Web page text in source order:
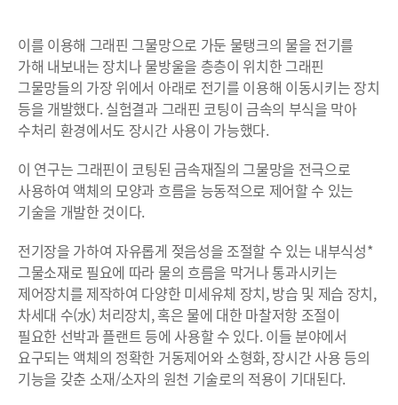
이를 이용해 그래핀 그물망으로 가둔 물탱크의 물을 전기를
가해 내보내는 장치나 물방울을 층층이 위치한 그래핀
그물망들의 가장 위에서 아래로 전기를 이용해 이동시키는 장치
등을 개발했다. 실험결과 그래핀 코팅이 금속의 부식을 막아
수처리 환경에서도 장시간 사용이 가능했다.
이 연구는 그래핀이 코팅된 금속재질의 그물망을 전극으로
사용하여 액체의 모양과 흐름을 능동적으로 제어할 수 있는
기술을 개발한 것이다.
전기장을 가하여 자유롭게 젖음성을 조절할 수 있는 내부식성*
그물소재로 필요에 따라 물의 흐름을 막거나 통과시키는
제어장치를 제작하여 다양한 미세유체 장치, 방습 및 제습 장치,
차세대 수(水) 처리장치, 혹은 물에 대한 마찰저항 조절이
필요한 선박과 플랜트 등에 사용할 수 있다. 이들 분야에서
요구되는 액체의 정확한 거동제어와 소형화, 장시간 사용 등의
기능을 갖춘 소재/소자의 원천 기술로의 적용이 기대된다.